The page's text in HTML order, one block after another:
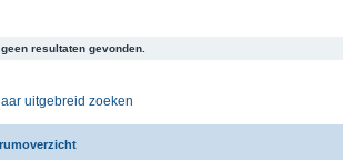
resultaten gevonden.
uitgebreid zoeken